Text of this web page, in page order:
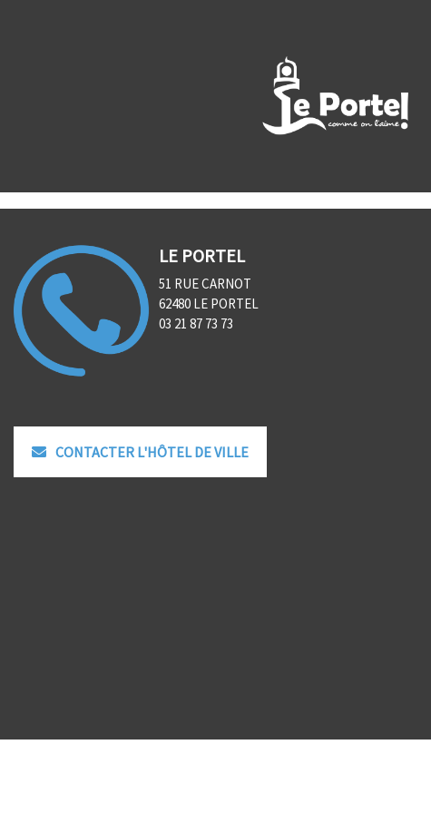
LE PORTEL
51 RUE CARNOT
62480 LE PORTEL
03 21 87 73 73
CONTACTER L'HÔTEL DE VILLE